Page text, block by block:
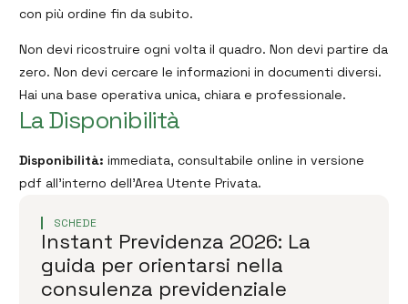
con più ordine fin da subito.
Non devi ricostruire ogni volta il quadro. Non devi partire da
zero. Non devi cercare le informazioni in documenti diversi.
Hai una base operativa unica, chiara e professionale.
La Disponibilità
Disponibilità: immediata, consultabile online in versione
pdf all’interno dell’Area Utente Privata.
SCHEDE
Instant Previdenza 2026: La
guida per orientarsi nella
consulenza previdenziale